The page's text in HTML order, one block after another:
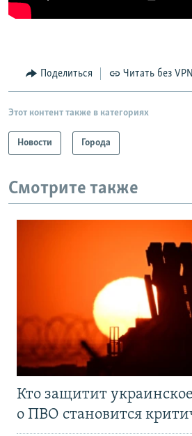
Поделиться Читать без VPN
Этот контент также в категориях
Новости Города
Смотрите также
Кто защитит
о ПВО становится